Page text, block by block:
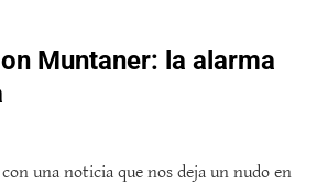
Muntaner: la alarma
una noticia que nos deja un nudo en